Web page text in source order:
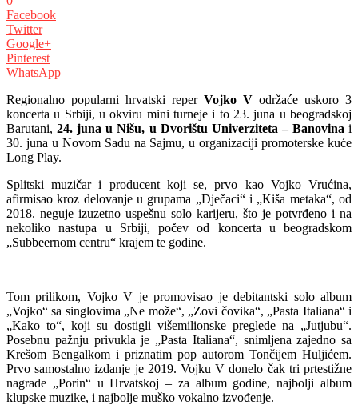
Facebook
Twitter
Google+
Pinterest
WhatsApp
Regionalno popularni hrvatski reper Vojko V održaće uskoro 3
koncerta u Srbiji, u okviru mini turneje i to 23. juna u beogradskoj
Barutani,24. juna u Nišu, u Dvorištu Univerziteta – Banovina i
30. juna u Novom Sadu na Sajmu, u organizaciji promoterske kuće
Long Play.
Splitski muzičar i producent koji se, prvo kao Vojko Vrućina,
afirmisao kroz delovanje u grupama „Dječaci“ i „Kiša metaka“, od
2018. neguje izuzetno uspešnu solo karijeru, što je potvrđeno i na
nekoliko nastupa u Srbiji, počev od koncerta u beogradskom
„Subbeernom centru“ krajem te godine.
Tom prilikom, Vojko V je promovisao je debitantski solo album
„Vojko“ sa singlovima „Ne može“, „Zovi čovika“, „Pasta Italiana“ i
„Kako to“, koji su dostigli višemilionske preglede na „Jutjubu“.
Posebnu pažnju privukla je „Pasta Italiana“, snimljena zajedno sa
Krešom Bengalkom i priznatim pop autorom Tončijem Huljićem.
Prvo samostalno izdanje je 2019. Vojku V donelo čak tri prtestižne
nagrade „Porin“ u Hrvatskoj – za album godine, najbolji album
klupske muzike, i najbolje muško vokalno izvođenje.